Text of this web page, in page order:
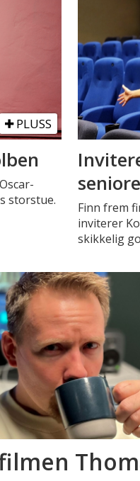
PLUSS
storstue.
Finn frem
inviterer
skikkelig